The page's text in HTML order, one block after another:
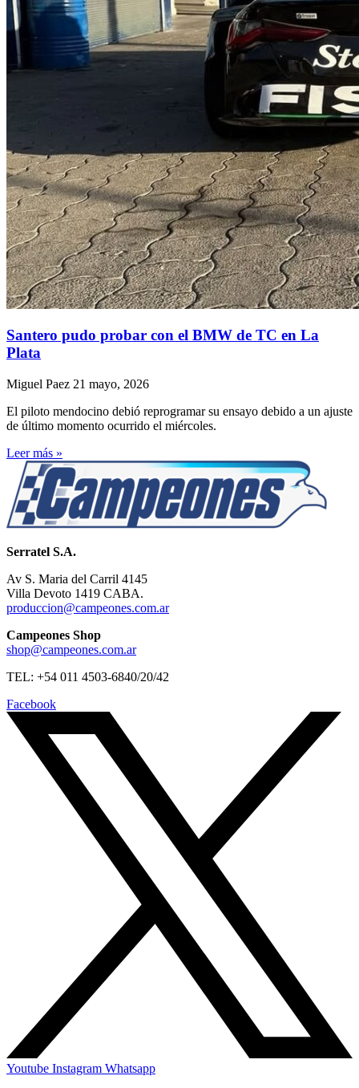
Santero pudo probar con el BMW de TC en La
Plata
Miguel Paez 21 mayo, 2026
El piloto mendocino debió reprogramar su ensayo debido a un ajuste
de último momento ocurrido el miércoles.
Leer más »
Serratel S.A.
Av S. Maria del Carril 4145
Villa Devoto 1419 CABA.
produccion@campeones.com.ar
Campeones Shop
shop@campeones.com.ar
TEL: +54 011 4503-6840/20/42
Facebook
Youtube Instagram Whatsapp